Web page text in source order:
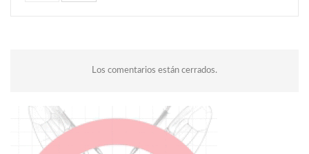
Los comentarios están cerrados.